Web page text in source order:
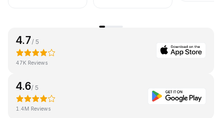
4.7 / 5
47K Reviews
4.6/ 5
1.4M Reviews